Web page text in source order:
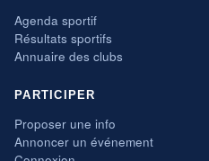
Agenda sportif
Résultats sportifs
Annuaire des clubs
PARTICIPER
Proposer une info
Annoncer un événement